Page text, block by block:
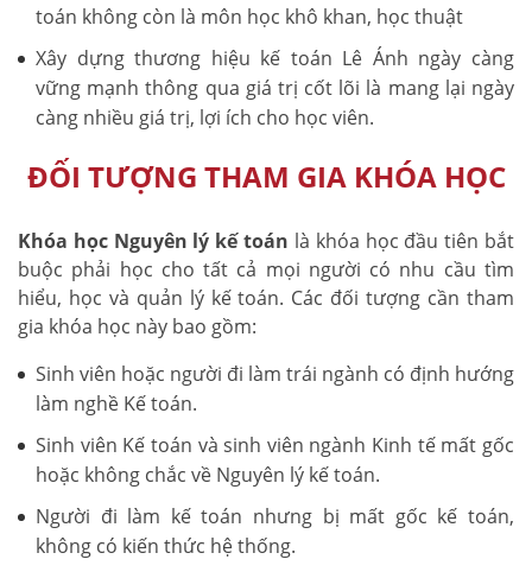
toán không còn là môn học khô khan, học thuật
Xây dựng thương hiệu kế toán Lê Ánh ngày càng
vững mạnh thông qua giá trị cốt lõi là mang lại ngày
càng nhiều giá trị, lợi ích cho học viên.
ĐỐI TƯỢNG THAM GIA KHÓA HỌC
Khóa học Nguyên lý kế toán là khóa học đầu tiên bắt
buộc phải học cho tất cả mọi người có nhu cầu tìm
hiểu, học và quản lý kế toán. Các đối tượng cần tham
gia khóa học này bao gồm:
Sinh viên hoặc người đi làm trái ngành có định hướng
làm nghề Kế toán.
Sinh viên Kế toán và sinh viên ngành Kinh tế mất gốc
hoặc không chắc về Nguyên lý kế toán.
Người đi làm kế toán nhưng bị mất gốc kế toán,
không có kiến thức hệ thống.